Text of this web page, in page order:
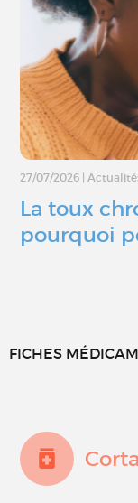
27/07/2026
La toux
pourquoi
FICHES